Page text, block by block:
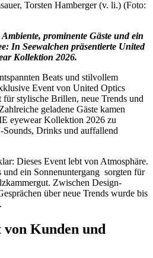
Torsten Hamberger (v. li.) (Foto:
prominente Gäste und ein
In Seewalchen präsentierte United
Kollektion 2026.
Beats und stilvollem
Event von United Optics
stylische Brillen, neue Trends und
geladene Gäste kamen
eyewear Kollektion 2026 zu
Sounds, Drinks und auffallend
Dieses Event lebt von Atmosphäre.
und ein Sonnenuntergang sorgten für
Zwischen Design-
über neue Trends wurde bis
Kunden und